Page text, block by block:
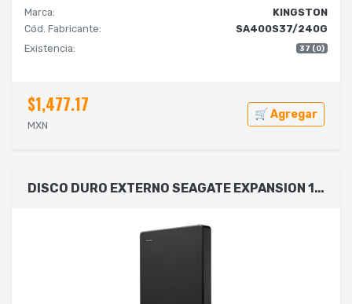
Marca:
KINGSTON
Cód. Fabricante:
SA400S37/240G
Existencia:
37 (0)
$1,477.17
MXN
🛒 Agregar
DISCO DURO EXTERNO SEAGATE EXPANSION 1TB 2.5 PORTATIL USB 3.0 NEGRO WIN MAC (STGX1000400)